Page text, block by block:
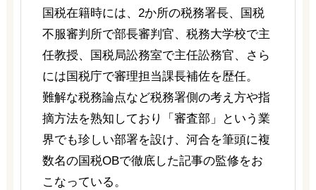
国税在籍時には、2か所の税務署長、国税
不服審判所で部長審判官、税務大学校で主
任教授、国税局訟務室で主任訟務官、さら
には国税庁で審理担当課長補佐を歴任。
難解な税務論点など税務署側の考え方や指
摘方法を熟知しており「審査部」という業
界でも珍しい部署を設け、河合を筆頭に複
数名の国税OBで徹底した記事の監修をお
こなっている。